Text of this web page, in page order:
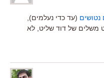
נטושים (עד כדי נעלמים),
משלים של דוד שליט, לא